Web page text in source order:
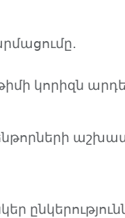
կորիզն